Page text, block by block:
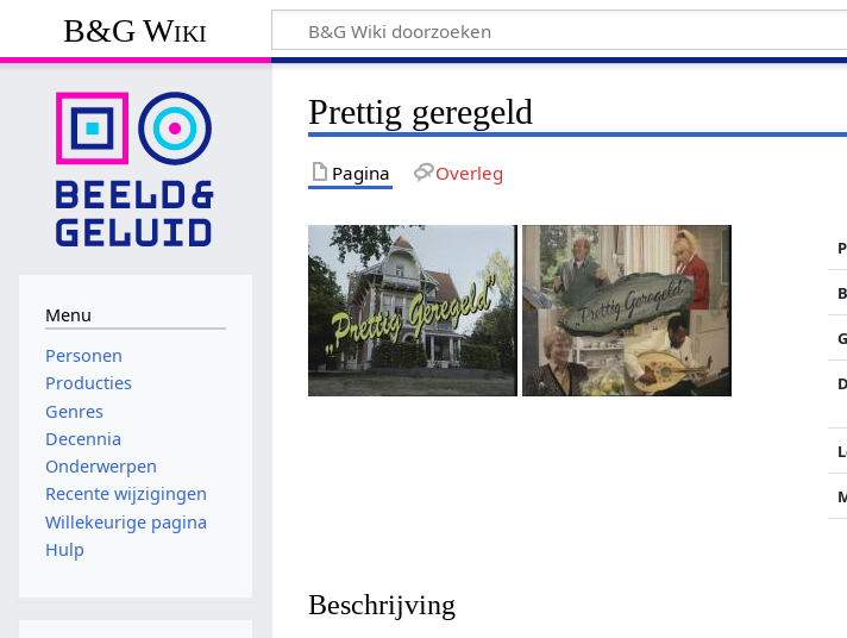
B&G Wiki
Prettig geregeld
Pagina Overleg
Beschrijving
Menu
Personen
Producties
Genres
Decennia
Onderwerpen
Recente wijzigingen
Willekeurige pagina
Hulp